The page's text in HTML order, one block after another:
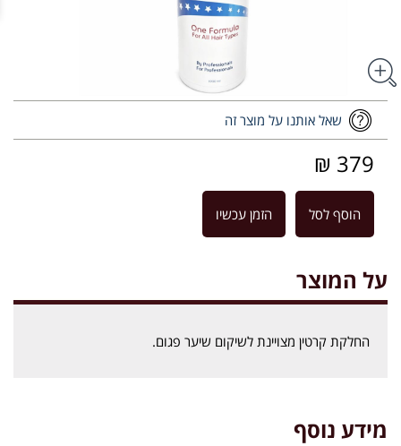
שאל אותנו על מוצר זה
379 ₪
הוסף לסל הזמן עכשיו
על המוצר
החלקת קרטין מצויינת לשיקום שיער פגום.
מידע נוסף